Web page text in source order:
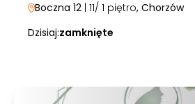
Boczna 12 | 11/ 1 piętro, Chorzów
Dzisiaj:zamknięte